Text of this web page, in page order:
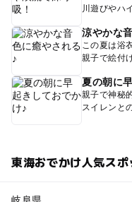
川遊びやハ
涼やかな
この夏は浴
親子で絵付
夏の朝に
親子で神秘
スイレンと
東海おでかけ人気ス